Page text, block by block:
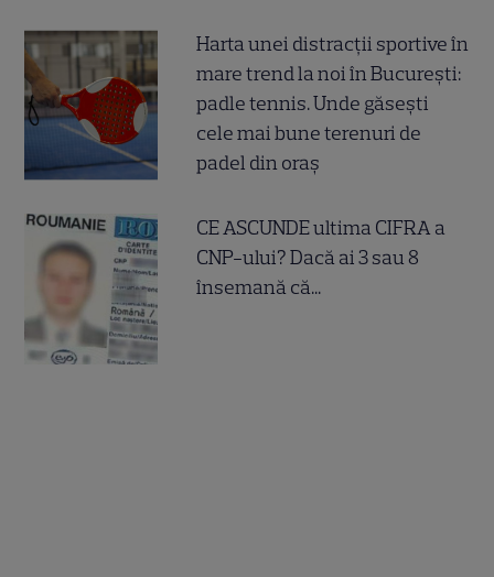
Harta unei distracții sportive în
mare trend la noi în București:
padle tennis. Unde găsești
cele mai bune terenuri de
padel din oraș
CE ASCUNDE ultima CIFRA a
CNP-ului? Dacă ai 3 sau 8
însemană că...